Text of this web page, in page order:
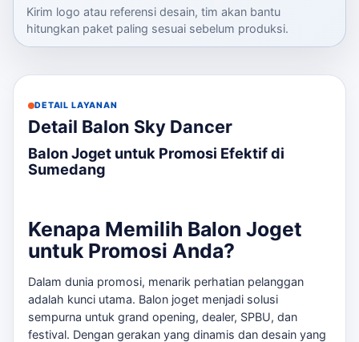
Kirim logo atau referensi desain, tim akan bantu
hitungkan paket paling sesuai sebelum produksi.
DETAIL LAYANAN
Detail Balon Sky Dancer
Balon Joget untuk Promosi Efektif di
Sumedang
Kenapa Memilih Balon Joget
untuk Promosi Anda?
Dalam dunia promosi, menarik perhatian pelanggan
adalah kunci utama. Balon joget menjadi solusi
sempurna untuk grand opening, dealer, SPBU, dan
festival. Dengan gerakan yang dinamis dan desain yang